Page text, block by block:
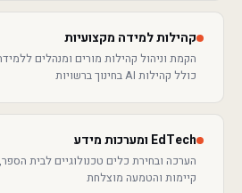
קהילות למידה מקצועיות
הקמת וניהול קהילות מורים ומנהלים
כולל קהילות AI בחינוך ברשויות
EdTech ומערכות מידע
הערכה ובחירת כלים טכנולוגיים לבית
קיימות והטמעה מוצלחת